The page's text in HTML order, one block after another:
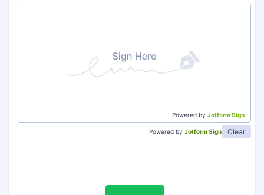
Powered by Jotform Sign
Powered by Jotform Sign Clear